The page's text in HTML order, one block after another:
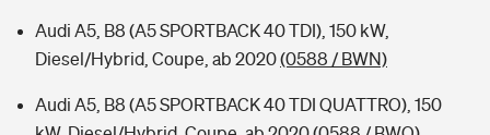
Audi A5, B8 (A5 SPORTBACK 40 TDI), 150 kW,
Diesel/Hybrid, Coupe, ab 2020(0588 / BWN)
Audi A5, B8 (A5 SPORTBACK 40 TDI QUATTRO), 150